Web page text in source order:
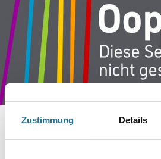
Zustimmung Details